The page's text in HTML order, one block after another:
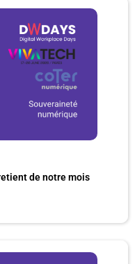
de notre mois